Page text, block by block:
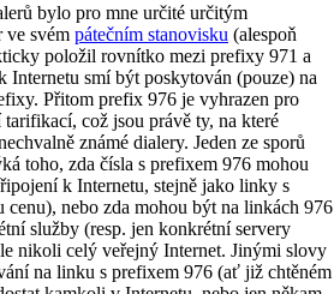
bylo pro mne určité určitým
ve svém pátečním stanovisku (alespoň
položil rovnítko mezi prefixy 971 a
Internetu smí být poskytován (pouze) na
Přitom prefix 976 je vyhrazen pro
tarifikací, což jsou právě ty, na které
známé dialery. Jeden ze sporů
toho, zda čísla s prefixem 976 mohou
k Internetu, stejně jako linky s
nebo zda mohou být na linkách 976
služby (resp. jen konkrétní servery
nikoli celý veřejný Internet. Jinými slovy
na linku s prefixem 976 (ať již chtěném